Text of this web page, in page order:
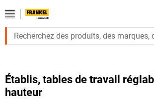
Établis, tables de travail
hauteur